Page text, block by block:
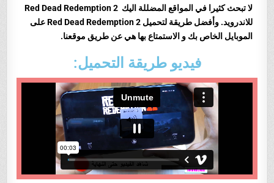
لا تبحث كثيرا في المواقع المضللة اليكRed Dead Redemption 2
للاندرويد.وأفضل طريقة لتحميلRed Dead Redemption 2على
الموبايل الخاص بك و الاستمتاع بها هي عن طريق موقعنا.
فيديو طريقة التحميل: